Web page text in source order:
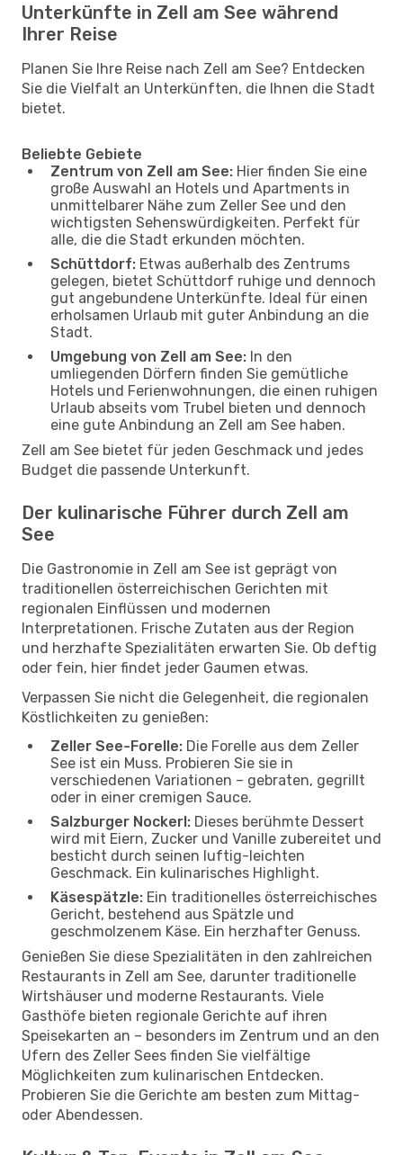
Unterkünfte in Zell am See während
Ihrer Reise
Planen Sie Ihre Reise nach Zell am See? Entdecken
Sie die Vielfalt an Unterkünften, die Ihnen die Stadt
bietet.
Beliebte Gebiete
Zentrum von Zell am See: Hier finden Sie eine
große Auswahl an Hotels und Apartments in
unmittelbarer Nähe zum Zeller See und den
wichtigsten Sehenswürdigkeiten. Perfekt für
alle, die die Stadt erkunden möchten.
Schüttdorf: Etwas außerhalb des Zentrums
gelegen, bietet Schüttdorf ruhige und dennoch
gut angebundene Unterkünfte. Ideal für einen
erholsamen Urlaub mit guter Anbindung an die
Stadt.
Umgebung von Zell am See: In den
umliegenden Dörfern finden Sie gemütliche
Hotels und Ferienwohnungen, die einen ruhigen
Urlaub abseits vom Trubel bieten und dennoch
eine gute Anbindung an Zell am See haben.
Zell am See bietet für jeden Geschmack und jedes
Budget die passende Unterkunft.
Der kulinarische Führer durch Zell am
See
Die Gastronomie in Zell am See ist geprägt von
traditionellen österreichischen Gerichten mit
regionalen Einflüssen und modernen
Interpretationen. Frische Zutaten aus der Region
und herzhafte Spezialitäten erwarten Sie. Ob deftig
oder fein, hier findet jeder Gaumen etwas.
Verpassen Sie nicht die Gelegenheit, die regionalen
Köstlichkeiten zu genießen:
Zeller See-Forelle: Die Forelle aus dem Zeller
See ist ein Muss. Probieren Sie sie in
verschiedenen Variationen – gebraten, gegrillt
oder in einer cremigen Sauce.
Salzburger Nockerl: Dieses berühmte Dessert
wird mit Eiern, Zucker und Vanille zubereitet und
besticht durch seinen luftig-leichten
Geschmack. Ein kulinarisches Highlight.
Käsespätzle: Ein traditionelles österreichisches
Gericht, bestehend aus Spätzle und
geschmolzenem Käse. Ein herzhafter Genuss.
Genießen Sie diese Spezialitäten in den zahlreichen
Restaurants in Zell am See, darunter traditionelle
Wirtshäuser und moderne Restaurants. Viele
Gasthöfe bieten regionale Gerichte auf ihren
Speisekarten an – besonders im Zentrum und an den
Ufern des Zeller Sees finden Sie vielfältige
Möglichkeiten zum kulinarischen Entdecken.
Probieren Sie die Gerichte am besten zum Mittag-
oder Abendessen.